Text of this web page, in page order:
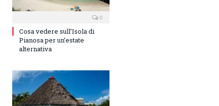
0
Cosa vedere sull’Isola di
Pianosa per un’estate
alternativa